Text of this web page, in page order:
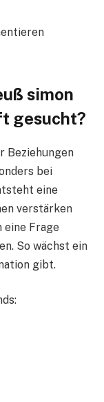
simon
gesucht?
Beziehungen
bei
eine
verstärken
eine Frage
So wächst ein
gibt.